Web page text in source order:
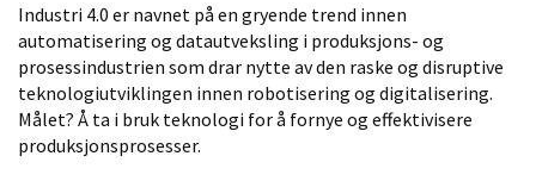
Industri 4.0 er navnet på en gryende trend innen
automatisering og datautveksling i produksjons- og
prosessindustrien som drar nytte av den raske og disruptive
teknologiutviklingen innen robotisering og digitalisering.
Målet? Å ta i bruk teknologi for å fornye og effektivisere
produksjonsprosesser.